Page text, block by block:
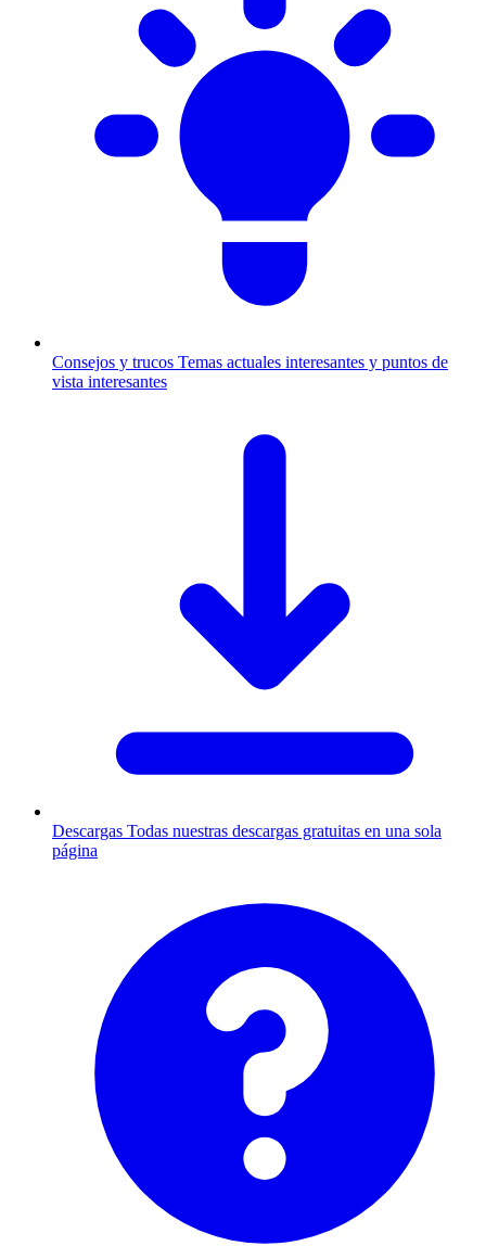
Consejos y trucos Temas actuales interesantes y puntos de
vista interesantes
Descargas Todas nuestras descargas gratuitas en una sola
página